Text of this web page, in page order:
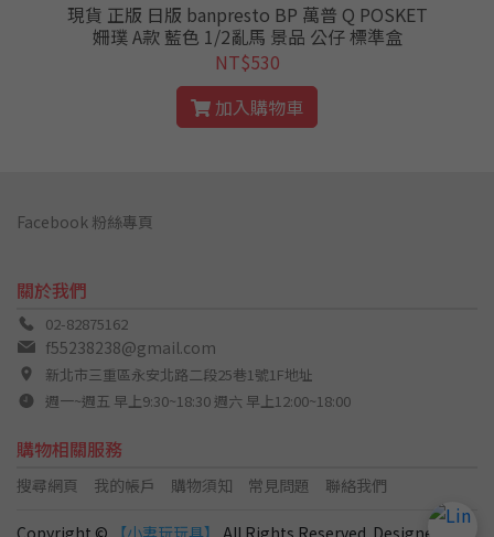
現貨 正版 日版 banpresto BP 萬普 Q POSKET
姍璞 A款 藍色 1/2亂馬 景品 公仔 標準盒
NT$530
加入購物車
關於我們
02-82875162
f55238238@gmail.com
新北市三重區永安北路二段25巷1號1F地址
週一~週五 早上9:30~18:30 週六 早上12:00~18:00
購物相關服務
搜尋網頁 我的帳戶 購物須知 常見問題 聯絡我們
Facebook 粉絲專頁